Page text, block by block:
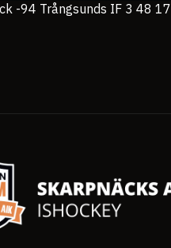
-94 Trångsunds IF 3 48 17